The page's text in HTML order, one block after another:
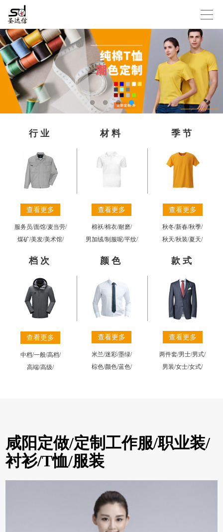
行业
查看更多
服务员/面馆/麦当劳/
煤矿/美发/美术馆/
材料
查看更多
棉袄/棉衣/耐磨/
男加绒/制服呢/平纹/
季节
查看更多
秋冬/新春/秋季/
秋天/秋装/夏天/
档次
查看更多
中档/一般/高档/
高端/高级/
颜色
查看更多
米兰/迷彩/墨绿/
棕色/颜色/蓝色/
款式
查看更多
两件套/男士/男式/
男装/女士/女式/
咸阳定做/定制工作服/职业装/
衬衫/T恤/服装